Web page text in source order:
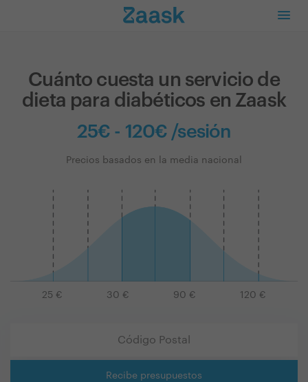
Cuánto cuesta un servicio de
dieta para diabéticos en Zaask
25€ - 120€ /sesión
Precios basados en la media nacional
25 € 30 € 90 € 120 €
Recibe presupuestos